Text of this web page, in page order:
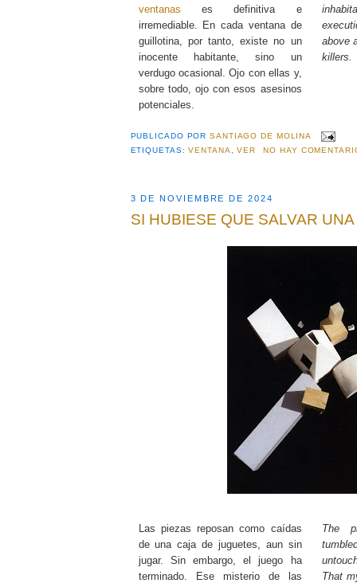
ventanas es definitiva e
irremediable. En cada ventana de
guillotina, por tanto, existe no un
inocente habitante, sino un
verdugo ocasional. Ojo con ellas y,
sobre todo, ojo con esos asesinos
potenciales.
above
killers.
PUBLICADO PORSANTIAGO DE MOLINA
ETIQUETAS:VENTANA,VER NO HAY
3 DE NOVIEMBRE DE 2024
SI HUBIESE QUE SALVAR
Las piezas reposan como caídas
de una caja de juguetes, aun sin
jugar. Sin embargo, el juego ha
terminado. Ese misterio de las
The
That